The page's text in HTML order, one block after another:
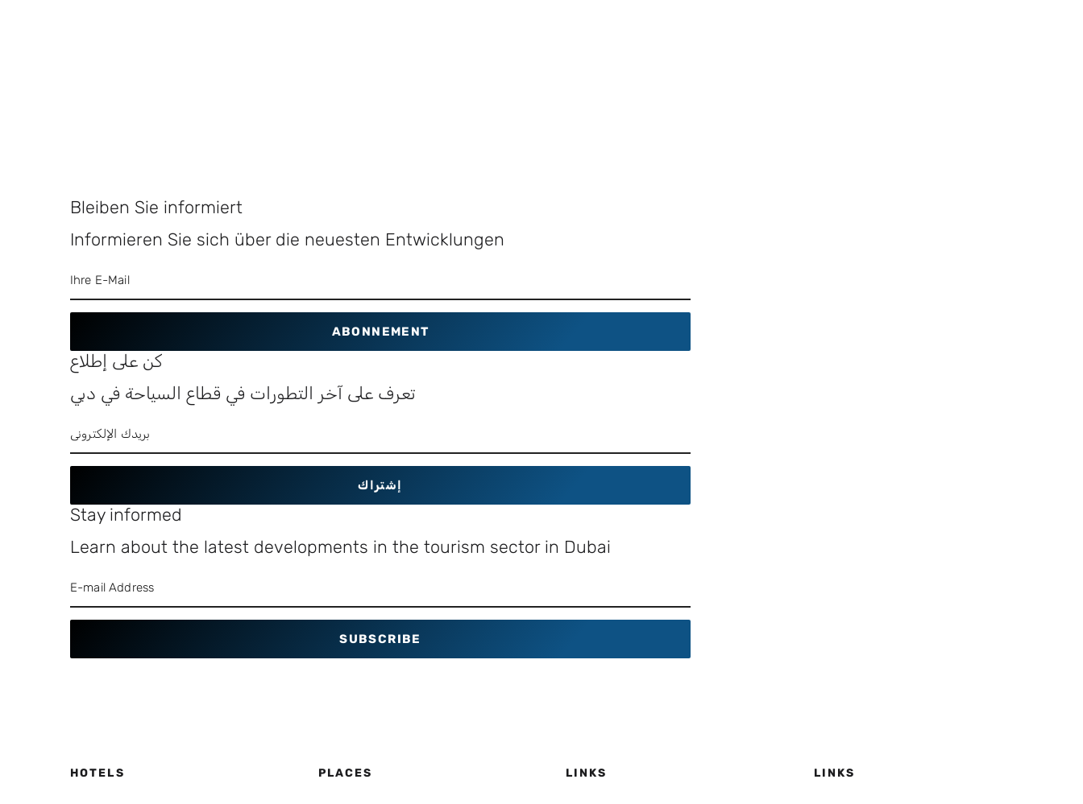
Bleiben Sie informiert
Informieren Sie sich über die neuesten Entwicklungen
ABONNEMENT
كن على إطلاع
تعرف على آخر التطورات في قطاع السياحة في دبي
إشتراك
Stay informed
Learn about the latest developments in the tourism sector in Dubai
SUBSCRIBE
HOTELS PLACES LINKS LINKS